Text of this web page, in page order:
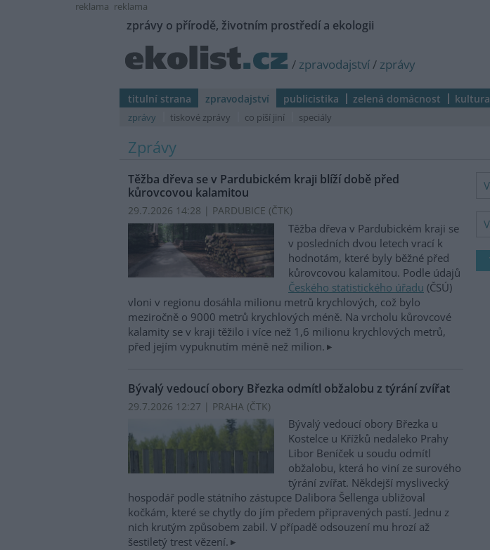
reklama reklama
zprávy o přírodě, životním prostředí a ekologii
/ zpravodajství/ zprávy
titulní strana zpravodajství publicistika zelená domácnost kultura
zprávy tiskové zprávy co píší jiní speciály
Zprávy
Těžba dřeva se v Pardubickém kraji blíží době před
kůrovcovou kalamitou
29.7.2026 14:28 | PARDUBICE (ČTK)
Těžba dřeva v Pardubickém kraji se
v posledních dvou letech vrací k
hodnotám, které byly běžné před
kůrovcovou kalamitou. Podle údajů
Českého statistického úřadu (ČSÚ)
vloni v regionu dosáhla milionu metrů krychlových, což bylo
meziročně o 9000 metrů krychlových méně. Na vrcholu kůrovcové
kalamity se v kraji těžilo i více než 1,6 milionu krychlových metrů,
před jejím vypuknutím méně než milion.
Bývalý vedoucí obory Březka odmítl obžalobu z týrání zvířat
29.7.2026 12:27 | PRAHA (ČTK)
Bývalý vedoucí obory Březka u
Kostelce u Křížků nedaleko Prahy
Libor Beníček u soudu odmítl
obžalobu, která ho viní ze surového
týrání zvířat. Někdejší myslivecký
hospodář podle státního zástupce Dalibora Šellenga ubližoval
kočkám, které se chytly do jím předem připravených pastí. Jednu z
nich krutým způsobem zabil. V případě odsouzení mu hrozí až
šestiletý trest vězení.